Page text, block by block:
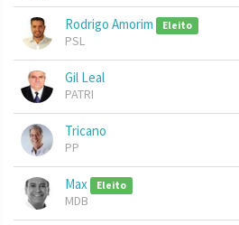
Rodrigo Amorim Eleito
PSL
Gil Leal
PATRI
Tricano
PP
Max Eleito
MDB